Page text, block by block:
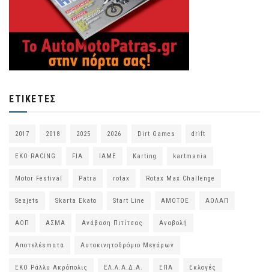
ΕΤΙΚΈΤΕΣ
2017 2018 2025 2026 Dirt Games drift
EKO RACING FIA IAME Karting kartmania
Motor Festival Patra rotax Rotax Max Challenge
Seajets Skarta Ekato Start Line ΑΜΟΤΟΕ ΑΟΛΑΠ
ΑΟΠ ΑΣΜΑ Ανάβαση Πιτίτσας Αναβολή
Αποτελέsmατα Αυτοκινητοδρόμιο Μεγάρων
ΕΚΟ Ράλλυ Ακρόπολις ΕΛ.Λ.Α.Δ.Α. ΕΠΑ Εκλογές